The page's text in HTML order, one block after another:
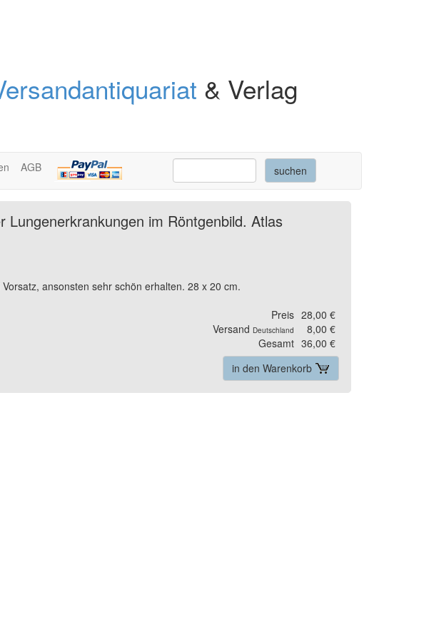
& Verlag
AGB
im Röntgenbild. Atlas
ansonsten sehr schön erhalten. 28 x 20 cm.
Preis 28,00 €
Versand Deutschland
8,00 €
Gesamt 36,00 €
in den Warenkorb